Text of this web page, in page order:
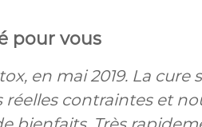
pour vous
en mai 2019. La cure
réelles contraintes et